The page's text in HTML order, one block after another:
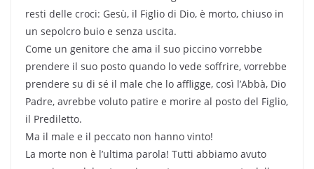
resti delle croci: Gesù, il Figlio di Dio, è morto, chiuso in
un sepolcro buio e senza uscita.
Come un genitore che ama il suo piccino vorrebbe
prendere il suo posto quando lo vede soffrire, vorrebbe
prendere su di sé il male che lo affligge, così l’Abbà, Dio
Padre, avrebbe voluto patire e morire al posto del Figlio,
il Prediletto.
Ma il male e il peccato non hanno vinto!
La morte non è l’ultima parola! Tutti abbiamo avuto